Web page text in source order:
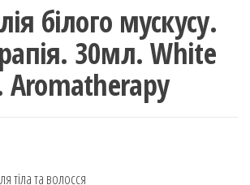
білого мускусу.
30мл. White
Aromatherapy
тіла та волосся